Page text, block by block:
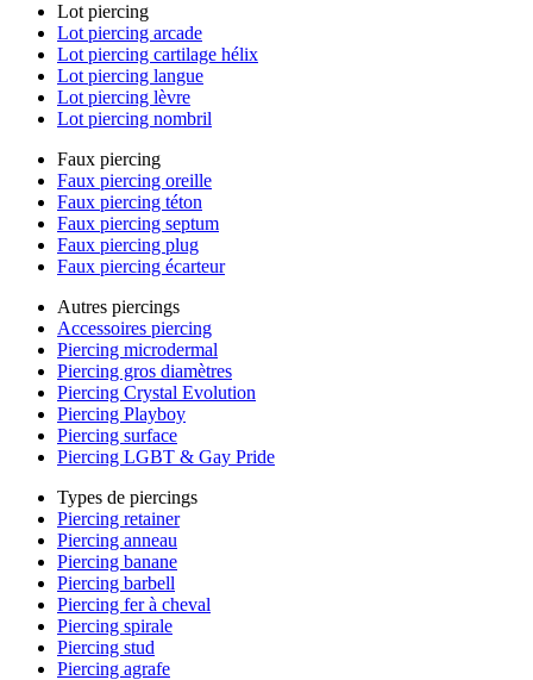
Lot piercing
Lot piercing arcade
Lot piercing cartilage hélix
Lot piercing langue
Lot piercing lèvre
Lot piercing nombril
Faux piercing
Faux piercing oreille
Faux piercing téton
Faux piercing septum
Faux piercing plug
Faux piercing écarteur
Autres piercings
Accessoires piercing
Piercing microdermal
Piercing gros diamètres
Piercing Crystal Evolution
Piercing Playboy
Piercing surface
Piercing LGBT & Gay Pride
Types de piercings
Piercing retainer
Piercing anneau
Piercing banane
Piercing barbell
Piercing fer à cheval
Piercing spirale
Piercing stud
Piercing agrafe